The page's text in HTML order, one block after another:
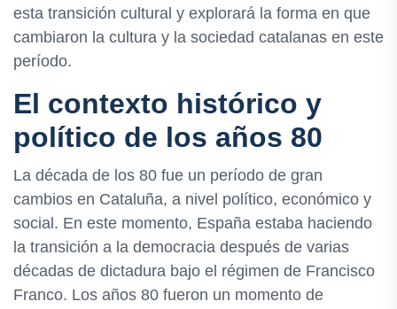
esta transición cultural y explorará la forma en que
cambiaron la cultura y la sociedad catalanas en este
período.
El contexto histórico y
político de los años 80
La década de los 80 fue un período de gran
cambios en Cataluña, a nivel político, económico y
social. En este momento, España estaba haciendo
la transición a la democracia después de varias
décadas de dictadura bajo el régimen de Francisco
Franco. Los años 80 fueron un momento de